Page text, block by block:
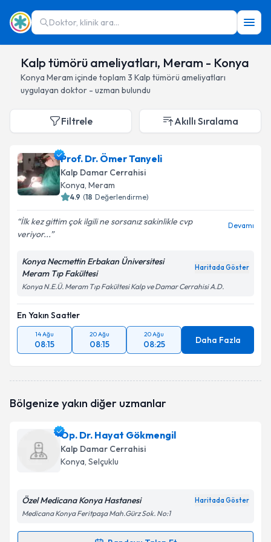
Doktor, klinik ara...
Kalp tümörü ameliyatları, Meram - Konya
Konya Meram içinde toplam 3 Kalp tümörü ameliyatları
uygulayan doktor - uzman bulundu
Filtrele Akıllı Sıralama
Prof. Dr. Ömer Tanyeli
Kalp Damar Cerrahisi
Konya, Meram
4.9 (18 Değerlendirme)
İlk kez gittim çok ilgili ne sorsanız sakinlikle cvp
veriyor...
Devamı
Konya Necmettin Erbakan Üniversitesi
Meram Tıp Fakültesi
Haritada Göster
Konya N.E.Ü. Meram Tıp Fakültesi Kalp ve Damar Cerrahisi A.D.
En Yakın Saatler
14 Ağu
08:15
20 Ağu
08:15
20 Ağu
08:25 Daha Fazla
Bölgenize yakın diğer uzmanlar
Op. Dr. Hayat Gökmengil
Kalp Damar Cerrahisi
Konya, Selçuklu
Özel Medicana Konya Hastanesi Haritada Göster
Medicana Konya Feritpaşa Mah.Gürz Sok. No:1